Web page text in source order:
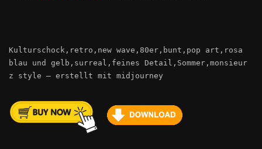
Kulturschock,retro,new wave,80er,bunt,pop art,rosa
blau und gelb,surreal,feines Detail,Sommer,monsieur
z style – erstellt mit midjourney